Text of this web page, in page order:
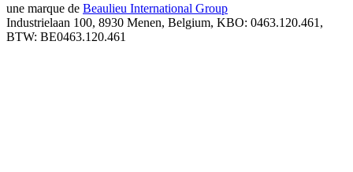
une marque de Beaulieu International Group
Industrielaan 100, 8930 Menen, Belgium, KBO: 0463.120.461,
BTW: BE0463.120.461